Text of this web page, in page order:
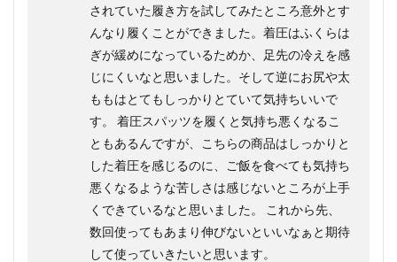
されていた履き方を試してみたところ意外とす
んなり履くことができました。着圧はふくらは
ぎが緩めになっているためか、足先の冷えを感
じにくいなと思いました。そして逆にお尻や太
ももはとてもしっかりとていて気持ちいいで
す。 着圧スパッツを履くと気持ち悪くなるこ
ともあるんですが、こちらの商品はしっかりと
した着圧を感じるのに、ご飯を食べても気持ち
悪くなるような苦しさは感じないところが上手
くできているなと思いました。 これから先、
数回使ってもあまり伸びないといいなぁと期待
して使っていきたいと思います。